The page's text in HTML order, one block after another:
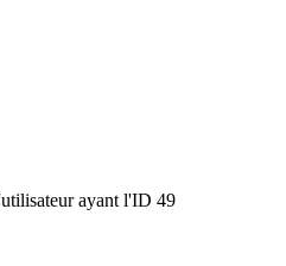
ayant l'ID 49